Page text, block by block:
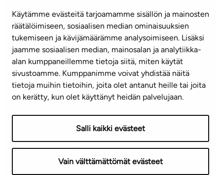
Käytämme evästeitä tarjoamamme sisällön ja mainosten
räätälöimiseen, sosiaalisen median ominaisuuksien
tukemiseen ja kävijämäärämme analysoimiseen. Lisäksi
jaamme sosiaalisen median, mainosalan ja analytiikka-
alan kumppaneillemme tietoja siitä, miten käytät
sivustoamme. Kumppanimme voivat yhdistää näitä
tietoja muihin tietoihin, joita olet antanut heille tai joita
on kerätty, kun olet käyttänyt heidän palvelujaan.
Salli kaikki evästeet
Vain välttämättömät evästeet
info@ta.fi
Tilaa uutiskirje
Mediapankki
TietosuojaselosteSaavutettavuusseloste